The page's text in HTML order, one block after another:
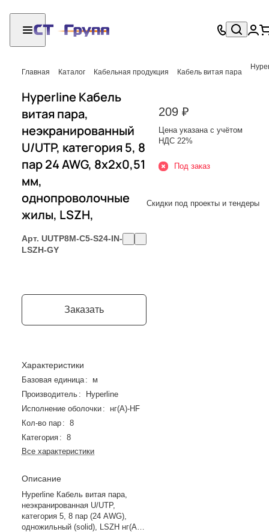
Главная Каталог Кабельная продукция Кабель витая пара
Hyperline Кабель
витая пара,
неэкранированный
U/UTP, категория 5, 8
пар 24 AWG, 8х2х0,51
мм,
однопроволочные
жилы, LSZH,
Арт. UUTP8M-C5-S24-IN-
LSZH-GY
Заказать
Характеристики
Базовая единица :
м
Производитель :
Hyperline
Исполнение оболочки :
нг(А)-HF
Кол-во пар : 8
Категория : 8
Все характеристики
Описание
Hyperline Кабель витая пара,
неэкранированная U/UTP,
категория 5, 8 пар (24 AWG),
одножильный (solid), LSZH нг(А)-
209 ₽
Цена указана с учётом
НДС 22%
Под заказ
Скидки под проекты и тендеры